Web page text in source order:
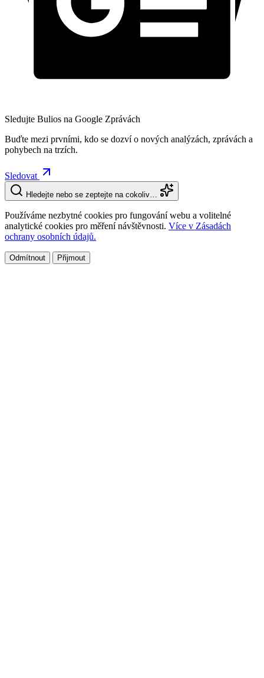
Sledujte Bulios na Google Zprávách
Buďte mezi prvními, kdo se dozví o nových analýzách, zprávách a
pohybech na trzích.
Sledovat
Hledejte nebo se zeptejte na cokoliv…
Používáme nezbytné cookies pro fungování webu a volitelné
analytické cookies pro měření návštěvnosti. Více v Zásadách
ochrany osobních údajů.
Odmítnout Přijmout